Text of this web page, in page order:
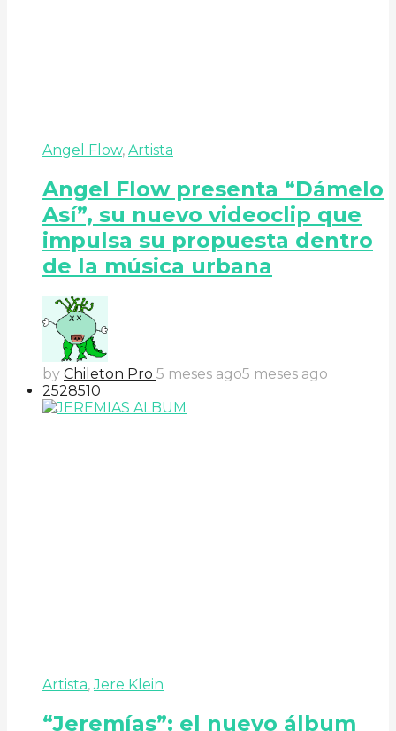
Angel Flow, Artista
Angel Flow presenta “Dámelo
Así”, su nuevo videoclip que
impulsa su propuesta dentro
de la música urbana
by Chileton Pro 5 meses ago5 meses ago
2528510
Artista,Jere Klein
“Jeremías”: el nuevo álbum